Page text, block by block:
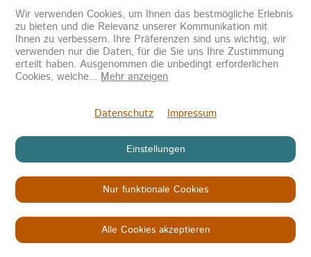
Partnerorganisationen
Wir verwenden Cookies, um Ihnen das bestmögliche Erlebnis
zu bieten und die Relevanz unserer Kommunikation mit
Ihnen zu verbessern. Ihre Präferenzen sind uns wichtig, wir
verwenden nur die Daten, für die Sie uns Ihre Zustimmung
erteilt haben. Ausgenommen die unbedingt erforderlichen
Cookies, welche... Mehr anzeigen
Datenschutz Impressum
Einstellungen
Nur funktionale Cookies
Alle Cookies akzeptieren